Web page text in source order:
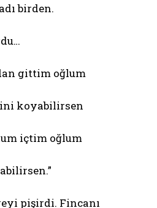
birden.
gittim oğlum
koyabilirsen
içtim oğlum
pişirdi. Fincanı